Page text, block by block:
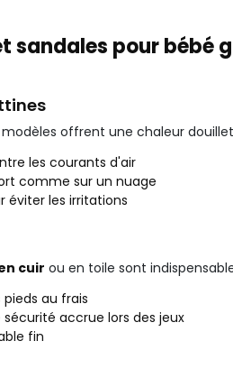
sandales pour bébé
modèles offrent une chaleur
les courants d'air
comme sur un nuage
éviter les irritations
cuir ou en toile sont
au frais
accrue lors des jeux
fin